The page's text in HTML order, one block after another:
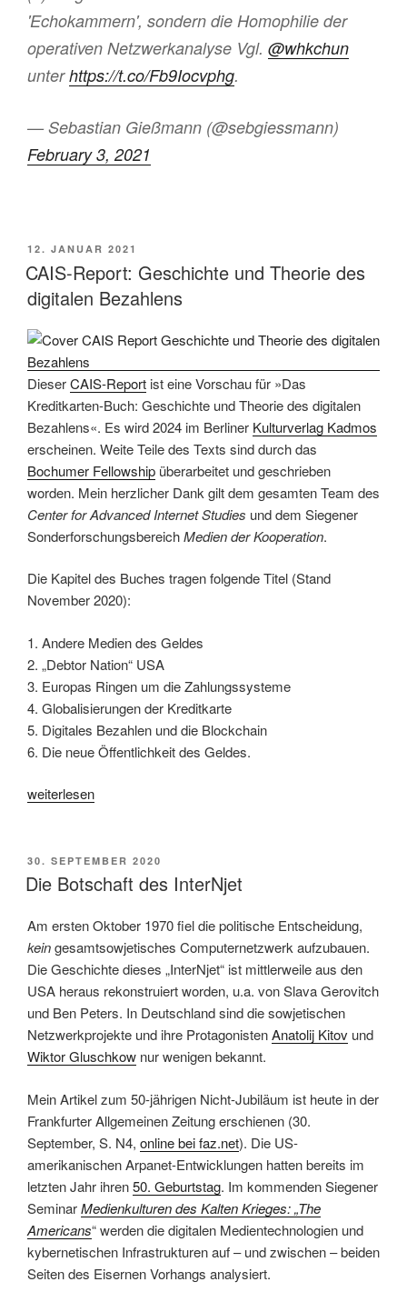
'Echokammern', sondern die Homophilie der
operativen Netzwerkanalyse Vgl. @whkchun
unterhttps://t.co/Fb9Iocvphg.
— Sebastian Gießmann (@sebgiessmann)
February 3, 2021
VERÖFFENTLICHT
AM
12. JANUAR 2021
CAIS-Report: Geschichte und Theorie des
digitalen Bezahlens
DieserCAIS-Report ist eine Vorschau für »Das
Kreditkarten-Buch: Geschichte und Theorie des digitalen
Bezahlens«. Es wird 2024 im Berliner Kulturverlag Kadmos
erscheinen. Weite Teile des Texts sind durch das
Bochumer Fellowship überarbeitet und geschrieben
worden. Mein herzlicher Dank gilt dem gesamten Team des
Center for Advanced Internet Studies und dem Siegener
SonderforschungsbereichMedien der Kooperation.
Die Kapitel des Buches tragen folgende Titel (Stand
November 2020):
1. Andere Medien des Geldes
2. „Debtor Nation“ USA
3. Europas Ringen um die Zahlungssysteme
4. Globalisierungen der Kreditkarte
5. Digitales Bezahlen und die Blockchain
6. Die neue Öffentlichkeit des Geldes.
„CAIS-
und
Theorie
digitalen
Bezahlens“
weiterlesen
VERÖFFENTLICHT
AM
30. SEPTEMBER 2020
Die Botschaft des InterNjet
Am ersten Oktober 1970 fiel die politische Entscheidung,
keingesamtsowjetisches Computernetzwerk aufzubauen.
Die Geschichte dieses „InterNjet“ ist mittlerweile aus den
USA heraus rekonstruiert worden, u.a. von Slava Gerovitch
und Ben Peters. In Deutschland sind die sowjetischen
Netzwerkprojekte und ihre ProtagonistenAnatolij Kitov und
Wiktor Gluschkow nur wenigen bekannt.
Mein Artikel zum 50-jährigen Nicht-Jubiläum ist heute in der
Frankfurter Allgemeinen Zeitung erschienen (30.
September, S. N4, online bei faz.net). Die US-
amerikanischen Arpanet-Entwicklungen hatten bereits im
letzten Jahr ihren50. Geburtstag. Im kommenden Siegener
SeminarMedienkulturen des Kalten Krieges: „The
Americans“ werden die digitalen Medientechnologien und
kybernetischen Infrastrukturen auf – und zwischen – beiden
Seiten des Eisernen Vorhangs analysiert.